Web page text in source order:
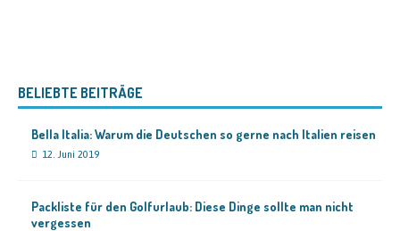
BELIEBTE BEITRÄGE
Bella Italia: Warum die Deutschen so gerne nach Italien reisen
12. Juni 2019
Packliste für den Golfurlaub: Diese Dinge sollte man nicht
vergessen